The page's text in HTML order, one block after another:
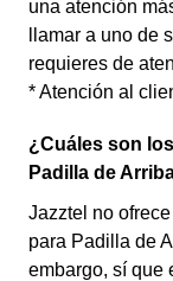
una atención
llamar a uno de
requieres de
* Atención al
¿Cuáles son
Padilla de
Jazztel no
para Padilla de
embargo, sí que